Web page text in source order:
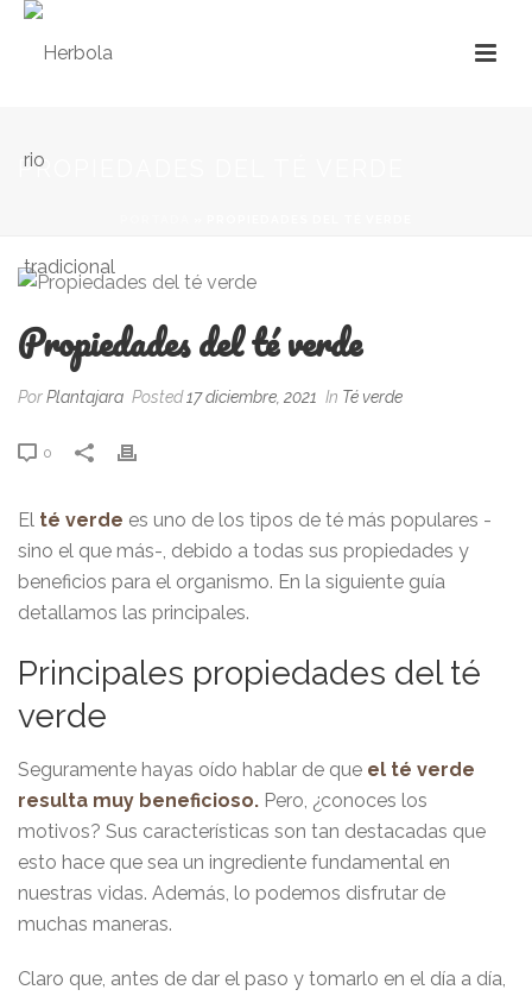
PROPIEDADES DEL TÉ VERDE
Propiedades del té verde
PorPlantajara Posted17 diciembre, 2021 In Té verde
0
El té verde es uno de los tipos de té más populares -
sino el que más-, debido a todas sus propiedades y
beneficios para el organismo. En la siguiente guía
detallamos las principales.
Principales propiedades del té
verde
Seguramente hayas oído hablar de que el té verde
resulta muy beneficioso. Pero, ¿conoces los
motivos? Sus características son tan destacadas que
esto hace que sea un ingrediente fundamental en
nuestras vidas. Además, lo podemos disfrutar de
muchas maneras.
Claro que, antes de dar el paso y tomarlo en el día a día,